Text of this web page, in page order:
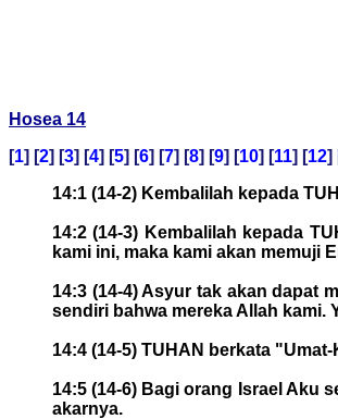
Hosea 14
[1] [2] [3] [4] [5] [6] [7] [8] [9] [10] [11] [12]
14:1 (14-2) Kembalilah kepada
14:2 (14-3) Kembalilah kepada
kami ini, maka kami akan memuji
14:3 (14-4) Asyur tak akan dapat
sendiri bahwa mereka Allah kami.
14:4 (14-5) TUHAN berkata
14:5 (14-6) Bagi orang Israel Aku
akarnya.